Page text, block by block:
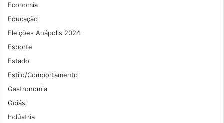
Economia
Educação
Eleições Anápolis 2024
Esporte
Estado
Estilo/Comportamento
Gastronomia
Goiás
Indústria